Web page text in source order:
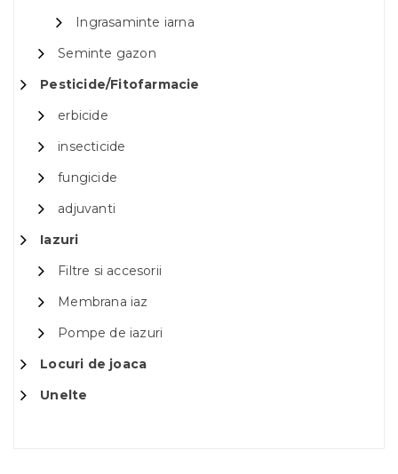
Ingrasaminte iarna
Seminte gazon
Pesticide/Fitofarmacie
erbicide
insecticide
fungicide
adjuvanti
Iazuri
Filtre si accesorii
Membrana iaz
Pompe de iazuri
Locuri de joaca
Unelte